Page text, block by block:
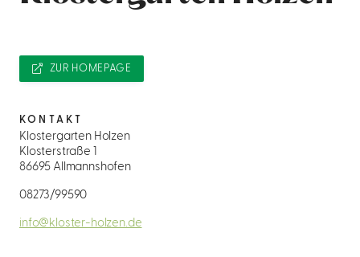
ZUR HOMEPAGE
KONTAKT
Klostergarten Holzen
Klosterstraße 1
86695 Allmannshofen
08273/99590
info@kloster-holzen.de